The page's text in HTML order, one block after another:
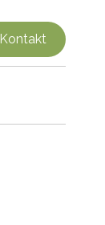
Kontakt